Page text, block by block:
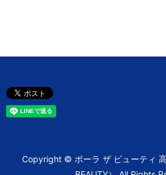
Copyright © ポーラ ザ ビューティ